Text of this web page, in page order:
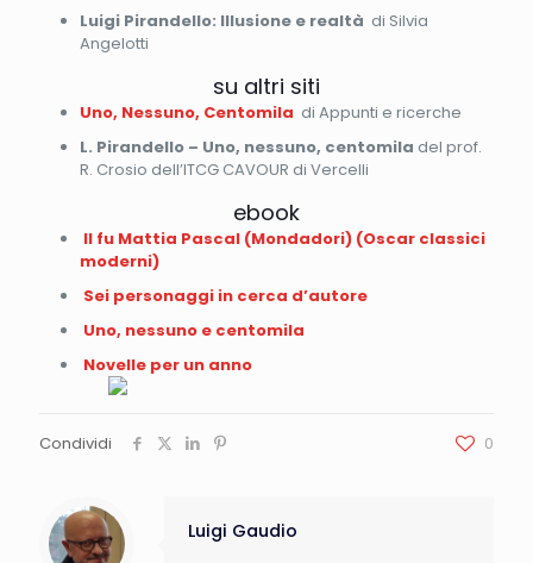
Luigi Pirandello: Illusione e realtà di Silvia
Angelotti
su altri siti
Uno, Nessuno, Centomila di Appunti e ricerche
L. Pirandello – Uno, nessuno, centomila del prof.
R. Crosio dell’ITCG CAVOUR di Vercelli
ebook
Il fu Mattia Pascal (Mondadori) (Oscar classici
moderni)
Sei personaggi in cerca d’autore
Uno, nessuno e centomila
Novelle per un anno
Condividi 0
Luigi Gaudio